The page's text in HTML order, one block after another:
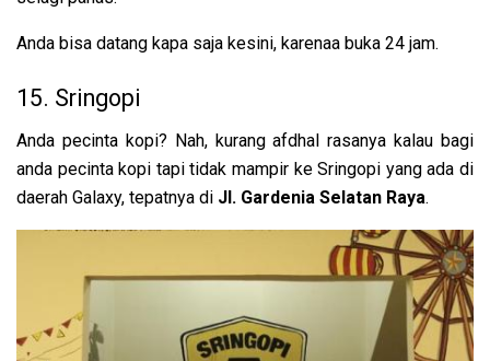
Anda bisa datang kapa saja kesini, karenaa buka 24 jam.
15. Sringopi
Anda pecinta kopi? Nah, kurang afdhal rasanya kalau bagi
anda pecinta kopi tapi tidak mampir ke Sringopi yang ada di
daerah Galaxy, tepatnya di Jl. Gardenia Selatan Raya.